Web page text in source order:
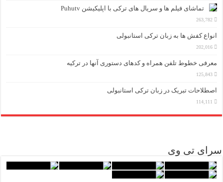
تماشای فیلم ها و سریال های ترکی با اپلیکیشن Puhutv
263,782
انواع کفش ها به زبان ترکی استانبولی
202,016
معرفی خطوط تلفن همراه و کدهای دستوری آنها در ترکیه
125,843
اصطلاحات تبریک در زبان ترکی استانبولی
114,111
سرای تی وی